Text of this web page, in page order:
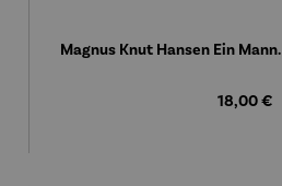
Magnus Knut Hansen Ein
Regulärer
18,00 €